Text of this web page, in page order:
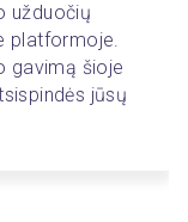
užduočių
platformoje.
gavimą šioje